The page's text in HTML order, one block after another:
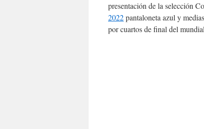
presentación de la selección
2022pantaloneta azul y
por cuartos de final del